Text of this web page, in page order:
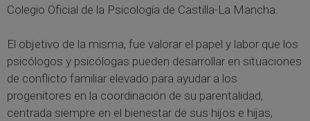
Colegio Oficial de la Psicología de Castilla-La Mancha.
El objetivo de la misma, fue valorar el papel y labor que los
psicólogos y psicólogas pueden desarrollar en situaciones
de conflicto familiar elevado para ayudar a los
progenitores en la coordinación de su parentalidad,
centrada siempre en el bienestar de sus hijos e hijas,